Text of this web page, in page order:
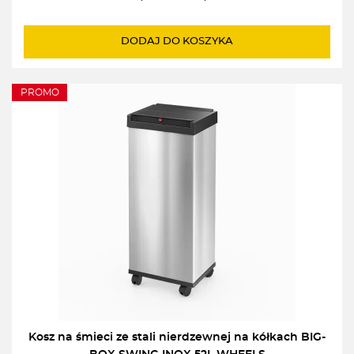
Pierwotna
wynosiła:
Aktualna
wynosi:
DODAJ DO KOSZYKA
PROMO
Kosz na śmieci ze stali nierdzewnej na kółkach BIG-